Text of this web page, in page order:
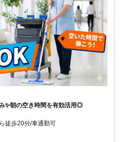
✨朝の空き時間を有効活用◎
徒歩20分/車通勤可